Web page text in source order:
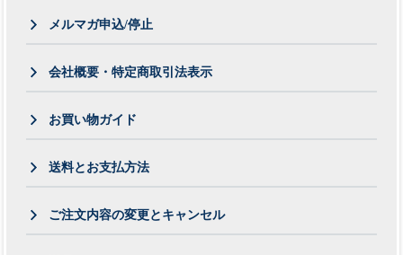
メルマガ申込/停止
会社概要・特定商取引法表示
お買い物ガイド
送料とお支払方法
ご注文内容の変更とキャンセル